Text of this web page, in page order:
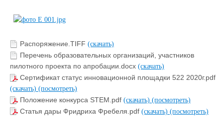
Распоряжение.TIFF (скачать)
Перечень образовательных организаций, участников
пилотного проекта по апробации.docx (скачать)
Сертификат статус инновационной площадки 522 2020г.pdf
(скачать) (посмотреть)
Положение конкурса STEM.pdf (скачать) (посмотреть)
Статья дары Фридриха Фребеля.pdf (скачать) (посмотреть)